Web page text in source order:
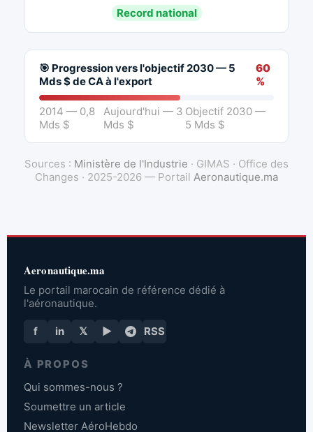
Record national
🎯 Progression vers l'objectif 2030 — 5
Mds $ de CA à l'export
60
%
2014 — 0,8
Mds $
Aujourd'hui — 3
Mds $
Objectif 2030 —
5 Mds $
Sources : Ministère de l'Industrie · GIMAS · Office des
Changes · 2025-2026 — Portail Aeronautique.ma
Aeronautique.ma
Le portail marocain de référence dédié à
l'aéronautique.
f in 𝕏 ▶ RSS
À PROPOS
Qui sommes-nous ?
Soumettre un article
Newsletter AéroHebdo